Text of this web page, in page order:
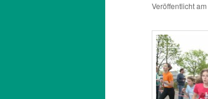
Veröffentlicht am